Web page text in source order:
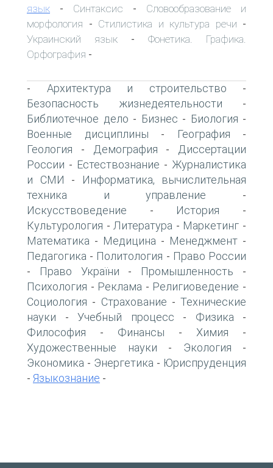
язык - Синтаксис - Словообразование и
морфология - Стилистика и культура речи -
Украинский язык - Фонетика. Графика.
Орфография -
- Архитектура и строительство -
Безопасность жизнедеятельности -
Библиотечное дело - Бизнес - Биология -
Военные дисциплины - География -
Геология - Демография -
Диссертации
России - Естествознание - Журналистика
и СМИ -
Информатика, вычислительная
техника и управление -
Искусствоведение - История -
Культурология - Литература - Маркетинг -
Математика - Медицина - Менеджмент -
Педагогика - Политология - Право России
- Право України - Промышленность -
Психология - Реклама - Религиоведение -
Социология - Страхование - Технические
науки - Учебный процесс - Физика -
Философия - Финансы - Химия -
Художественные науки - Экология -
Экономика - Энергетика - Юриспруденция
- Языкознание -